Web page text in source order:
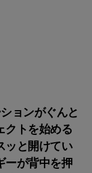
ョンがぐんと
クトを始める
ッと開けてい
ーが背中を押